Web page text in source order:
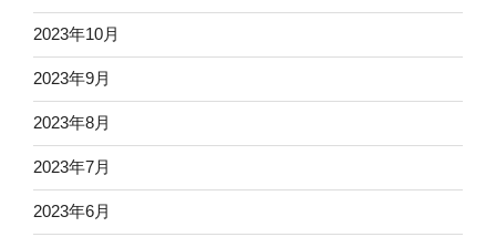
2023年10月
2023年9月
2023年8月
2023年7月
2023年6月